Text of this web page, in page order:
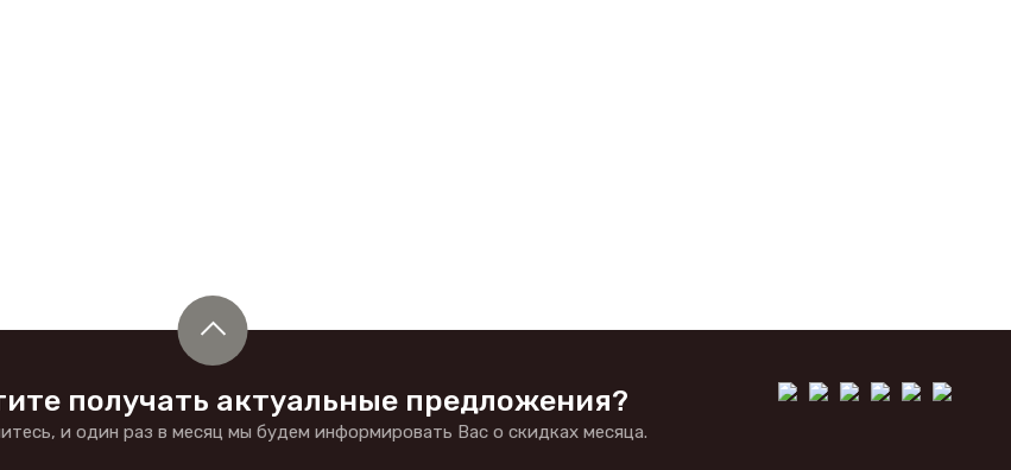
получать актуальные предложения?
и один раз в месяц мы будем информировать Вас о скидках месяца.